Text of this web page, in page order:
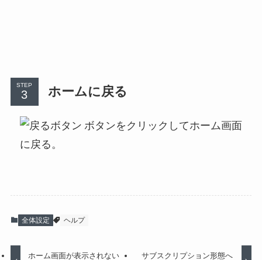
STEP ホームに戻る
ボタンをクリックしてホーム画面
に戻る。
全体設定 ヘルプ
ホーム画面が表示されない サブスクリプション形態へ